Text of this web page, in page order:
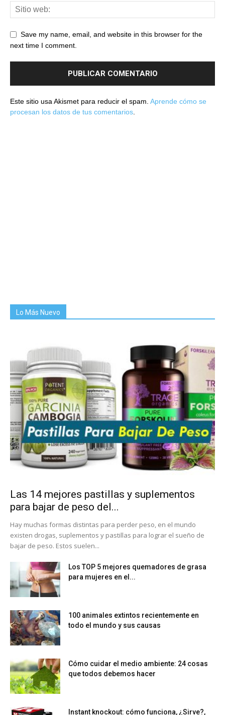
Save my name, email, and website in this browser for the
next time I comment.
Este sitio usa Akismet para reducir el spam. Aprende cómo se
procesan los datos de tus comentarios
Lo Más Nuevo
Las 14 mejores pastillas y suplementos
para bajar de peso del...
Hay muchas formas distintas para perder peso, en el mundo
existen drogas, suplementos y pastillas para lograr el sueño de
bajar de peso. Estos suelen...
Los TOP 5 mejores quemadores de grasa
para mujeres en el...
100 animales extintos recientemente en
todo el mundo y sus causas
Cómo cuidar el medio ambiente: 24 cosas
que todos debemos hacer
Instant knockout: cómo funciona, ¿Sirve?,